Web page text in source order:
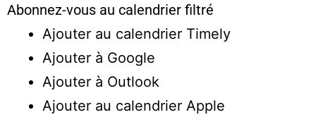
Abonnez-vous au calendrier filtré
Ajouter au calendrier Timely
Ajouter à Google
Ajouter à Outlook
Ajouter au calendrier Apple